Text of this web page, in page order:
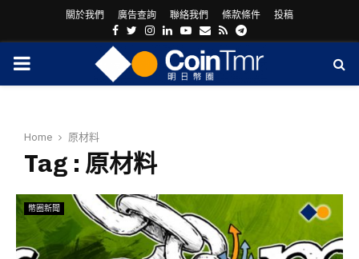
關於我們 廣告查詢 聯絡我們 條款條件 投稿
Facebook
Twitter
Instagram
LinkedinYoutube
Email
RssTelegram
PRIMARY
Home 原材料
Tag : 原材料
幣圈新聞